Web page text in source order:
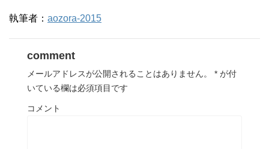
執筆者： aozora-2015
comment
メールアドレスが公開されることはありません。 * が付
いている欄は必須項目です
コメント